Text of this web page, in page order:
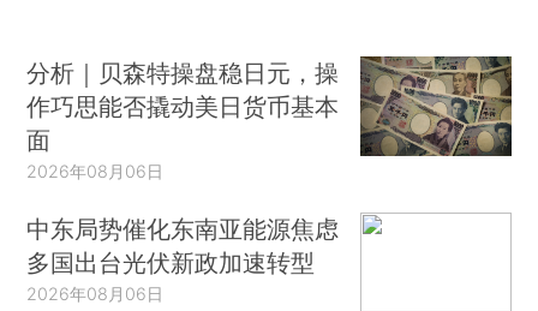
分析｜贝森特操盘稳日元，操
作巧思能否撬动美日货币基本
面
2026年08月06日
中东局势催化东南亚能源焦虑
多国出台光伏新政加速转型
2026年08月06日